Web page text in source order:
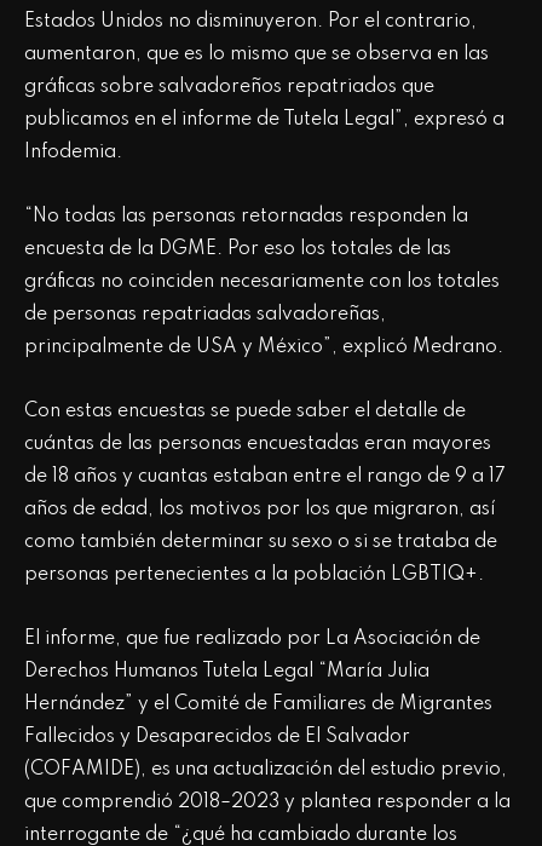
Estados Unidos no disminuyeron. Por el contrario,
aumentaron, que es lo mismo que se observa en las
gráficas sobre salvadoreños repatriados que
publicamos en el informe de Tutela Legal”, expresó a
Infodemia.
“No todas las personas retornadas responden la
encuesta de la DGME. Por eso los totales de las
gráficas no coinciden necesariamente con los totales
de personas repatriadas salvadoreñas,
principalmente de USA y México”, explicó Medrano.
Con estas encuestas se puede saber el detalle de
cuántas de las personas encuestadas eran mayores
de 18 años y cuantas estaban entre el rango de 9 a 17
años de edad, los motivos por los que migraron, así
como también determinar su sexo o si se trataba de
personas pertenecientes a la población LGBTIQ+.
El informe, que fue realizado por La Asociación de
Derechos Humanos Tutela Legal “María Julia
Hernández” y el Comité de Familiares de Migrantes
Fallecidos y Desaparecidos de El Salvador
(COFAMIDE), es una actualización del estudio previo,
que comprendió 2018–2023 y plantea responder a la
interrogante de “¿qué ha cambiado durante los